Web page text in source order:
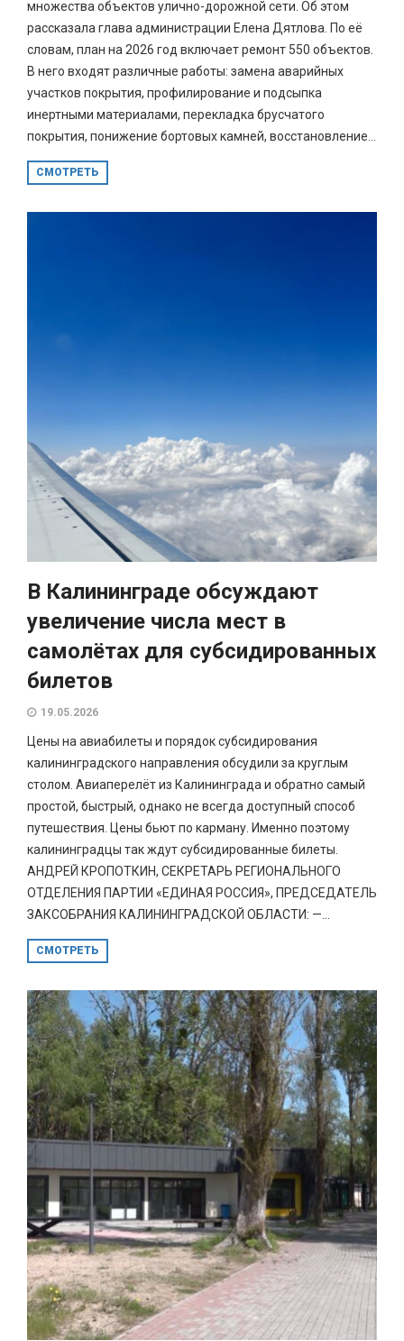
множества объектов улично-дорожной сети. Об этом
рассказала глава администрации Елена Дятлова. По её
словам, план на 2026 год включает ремонт 550 объектов.
В него входят различные работы: замена аварийных
участков покрытия, профилирование и подсыпка
инертными материалами, перекладка брусчатого
покрытия, понижение бортовых камней, восстановление...
СМОТРЕТЬ
В Калининграде обсуждают
увеличение числа мест в
самолётах для субсидированных
билетов
19.05.2026
Цены на авиабилеты и порядок субсидирования
калининградского направления обсудили за круглым
столом. Авиаперелёт из Калининграда и обратно самый
простой, быстрый, однако не всегда доступный способ
путешествия. Цены бьют по карману. Именно поэтому
калининградцы так ждут субсидированные билеты.
АНДРЕЙ КРОПОТКИН, СЕКРЕТАРЬ РЕГИОНАЛЬНОГО
ОТДЕЛЕНИЯ ПАРТИИ «ЕДИНАЯ РОССИЯ», ПРЕДСЕДАТЕЛЬ
ЗАКСОБРАНИЯ КАЛИНИНГРАДСКОЙ ОБЛАСТИ: —...
СМОТРЕТЬ